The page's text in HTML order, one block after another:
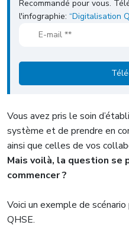
Recommandé pour vous.
l'infographie: “Digitalisation
Vous avez pris le soin
système et de prendre en
ainsi que celles de vos
Mais voilà, la question se
commencer ?
Voici un exemple de
QHSE.